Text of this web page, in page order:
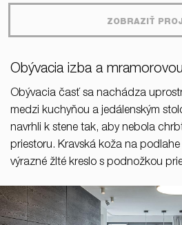
ZOBRAZIŤ
Obývacia izba a
Obývacia časť sa nachádza
medzi kuchyňou a jedálenským
navrhli k stene tak, aby nebola
priestoru. Kravská koža na
výrazné žlté kreslo s podnožkou